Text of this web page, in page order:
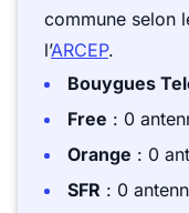
commune selon
l’ARCEP.
Bouygues
Free : 0
Orange : 0
SFR : 0